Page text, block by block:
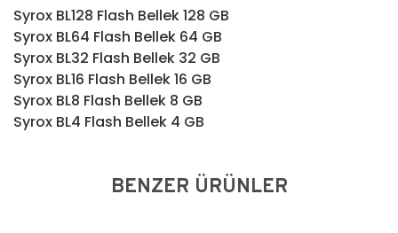
Syrox BL128 Flash Bellek 128 GB
Syrox BL64 Flash Bellek 64 GB
Syrox BL32 Flash Bellek 32 GB
Syrox BL16 Flash Bellek 16 GB
Syrox BL8 Flash Bellek 8 GB
Syrox BL4 Flash Bellek 4 GB
BENZER ÜRÜNLER